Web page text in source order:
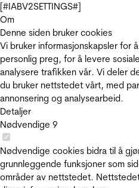
[#IABV2SETTINGS#]
Om
Denne siden bruker cookies
Vi bruker informasjonskapsler for
personlig preg, for å levere
analysere trafikken vår. Vi deler
du bruker nettstedet vårt, med
annonsering og analysearbeid.
Detaljer
Nødvendige 9
Nødvendige cookies bidra til å
grunnleggende funksjoner som
områder av nettstedet.